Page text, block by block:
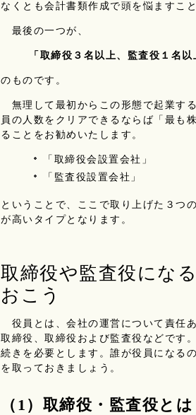
なくとも会計書類作成で頭を悩ますこ
最後の一つが、
「取締役３名以上、監査役１名
のものです。
無理して最初からこの形態で起業す
員の人数をクリアできるならば「最も
ることをお勧めいたします。
「取締役会設置会社」
「監査役設置会社」
ということで、ここで取り上げた３つ
が高いタイプとなります。
取締役や監査役にな
おこう
役員とは、会社の運営について責任
取締役、取締役および監査役などです
続きを必要とします。誰が役員になる
を取っておきましょう。
（1）取締役・監査役とは